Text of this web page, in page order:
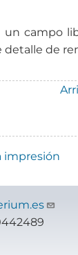
un campo
detalle de
impresión